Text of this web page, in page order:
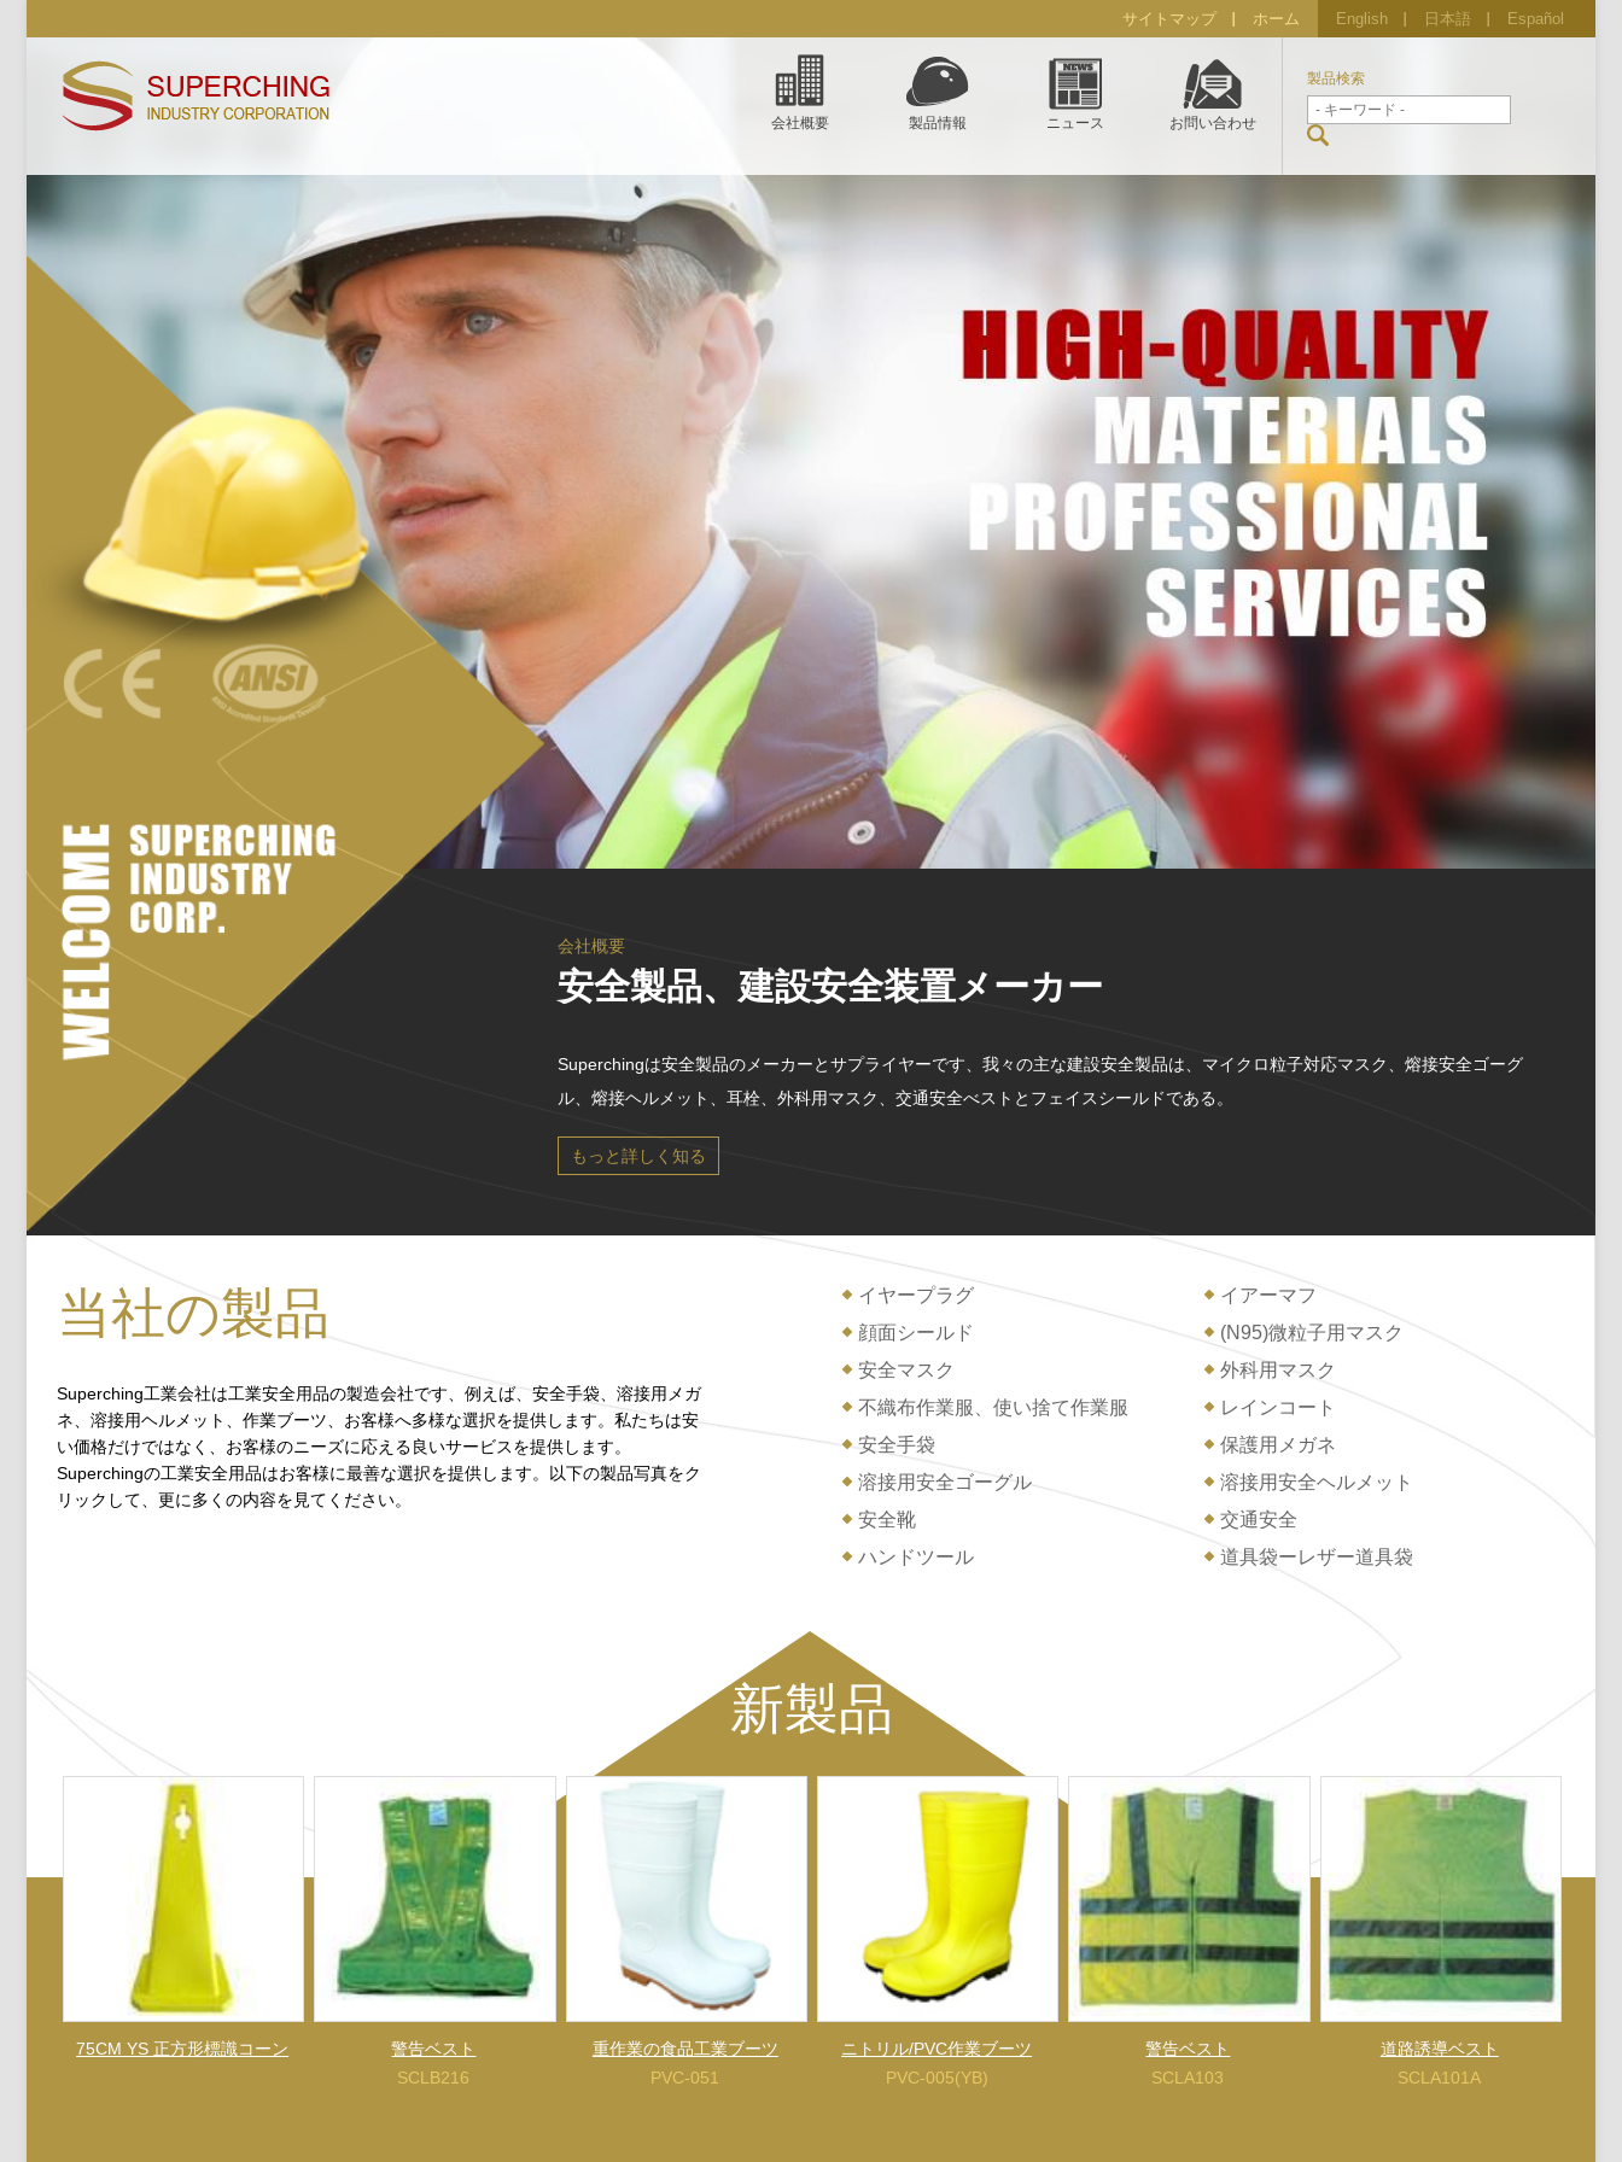
English 日本語 Español
サイトマップ ホーム
お問い合わせ
ニュース
製品情報
会社概要
製品検索
会社概要
安全製品、建設安全装置メーカー
Superchingは安全製品のメーカーとサプライヤーです、我々の主な建設安全製品は、マイクロ粒子対応マスク、熔接安全ゴーグ
ル、熔接ヘルメット、耳栓、外科用マスク、交通安全べストとフェイスシールドである。
もっと詳しく知る
当社の製品
Superching工業会社は工業安全用品の製造会社です、例えば、安全手袋、溶接用メガ
ネ、溶接用ヘルメット、作業ブーツ、お客様へ多様な選択を提供します。私たちは安
い価格だけではなく、お客様のニーズに応える良いサービスを提供します。
Superchingの工業安全用品はお客様に最善な選択を提供します。以下の製品写真をク
リックして、更に多くの内容を見てください。
イヤープラグ
イアーマフ
顔面シールド
(N95)微粒子用マスク
安全マスク
外科用マスク
不織布作業服、使い捨て作業服
レインコート
安全手袋
保護用メガネ
溶接用安全ゴーグル
溶接用安全ヘルメット
安全靴
交通安全
ハンドツール
道具袋ーレザー道具袋
新製品
75CM YS 正方形標識コーン
警告ベスト
SCLB216
重作業の食品工業ブーツ
PVC-051
ニトリル/PVC作業ブーツ
PVC-005(YB)
警告ベスト
SCLA103
道路誘導ベスト
SCLA101A